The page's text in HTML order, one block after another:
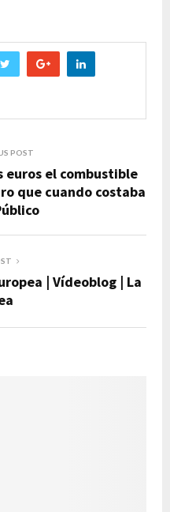
POST
euros el combustible
que cuando costaba
| Vídeoblog | La